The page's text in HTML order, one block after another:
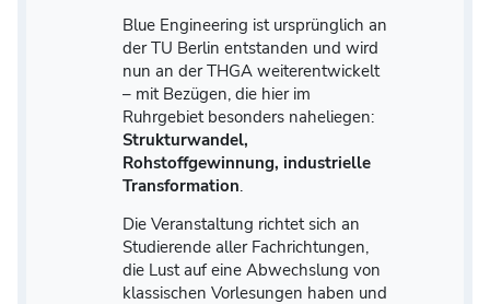
Blue Engineering ist ursprünglich an
der TU Berlin entstanden und wird
nun an der THGA weiterentwickelt
– mit Bezügen, die hier im
Ruhrgebiet besonders naheliegen:
Strukturwandel,
Rohstoffgewinnung, industrielle
Transformation.
Die Veranstaltung richtet sich an
Studierende aller Fachrichtungen,
die Lust auf eine Abwechslung von
klassischen Vorlesungen haben und